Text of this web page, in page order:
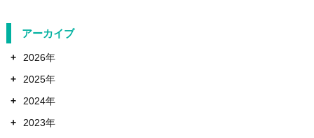
アーカイブ
+
2026年
+
2025年
+
2024年
+
2023年